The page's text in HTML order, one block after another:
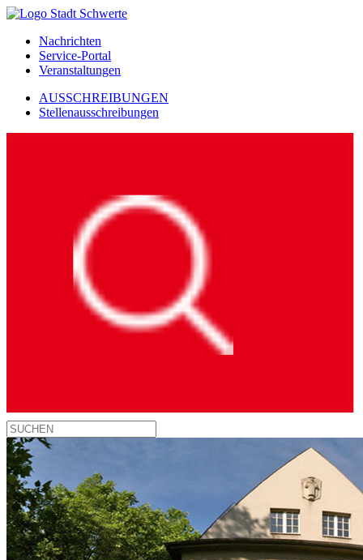
Nachrichten
Service-Portal
Veranstaltungen
AUSSCHREIBUNGEN
Stellenausschreibungen